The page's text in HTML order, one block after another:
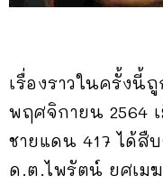
เรื่องราวในครั้งนี้
พฤศจิกายน 2564
ชายแดน 417 ได้สื
ด.ต.ไพรัตน์ ยศเม